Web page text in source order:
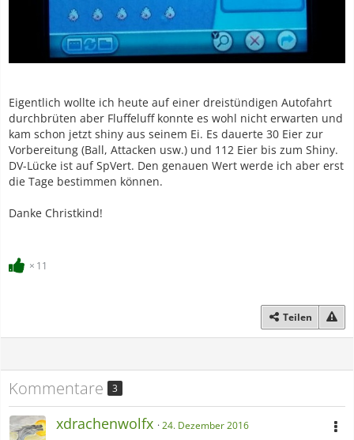
Eigentlich wollte ich heute auf einer dreistündigen Autofahrt
durchbrüten aber Fluffeluff konnte es wohl nicht erwarten und
kam schon jetzt shiny aus seinem Ei. Es dauerte 30 Eier zur
Vorbereitung (Ball, Attacken usw.) und 112 Eier bis zum Shiny.
DV-Lücke ist auf SpVert. Den genauen Wert werde ich aber erst
die Tage bestimmen können.
Danke Christkind!
11
Teilen
Kommentare 3
xdrachenwolfx 24. Dezember 2016